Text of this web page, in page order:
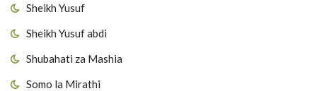
Sheikh Yusuf
Sheikh Yusuf abdi
Shubahati za Mashia
Somo la Mirathi